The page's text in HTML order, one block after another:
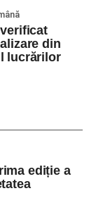
a locurilor de
la data de 4
contact ale
TELEFON/E-
0752826367
din
lucrărilor
ediție a